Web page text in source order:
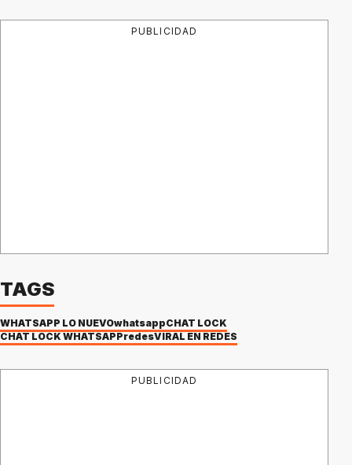
PUBLICIDAD
TAGS
WHATSAPP LO NUEVOwhatsappCHAT LOCK
CHAT LOCK WHATSAPPredesVIRAL EN REDES
PUBLICIDAD